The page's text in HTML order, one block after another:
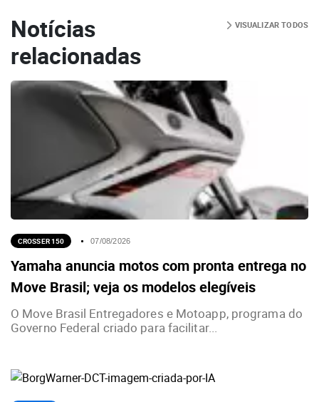
Notícias
relacionadas
VISUALIZAR TODOS
CROSSER 150 07/08/2026
Yamaha anuncia motos com pronta entrega no
Move Brasil; veja os modelos elegíveis
O Move Brasil Entregadores e Motoapp, programa do
Governo Federal criado para facilitar...